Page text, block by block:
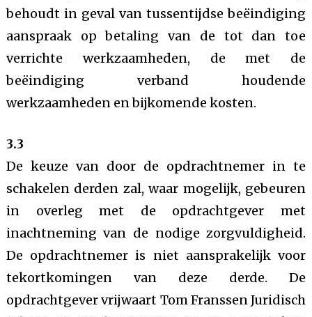
behoudt in geval van tussentijdse beëindiging
aanspraak op betaling van de tot dan toe
verrichte werkzaamheden, de met de
beëindiging verband houdende
werkzaamheden en bijkomende kosten.
3.3
De keuze van door de opdrachtnemer in te
schakelen derden zal, waar mogelijk, gebeuren
in overleg met de opdrachtgever met
inachtneming van de nodige zorgvuldigheid.
De opdrachtnemer is niet aansprakelijk voor
tekortkomingen van deze derde. De
opdrachtgever vrijwaart Tom Franssen Juridisch